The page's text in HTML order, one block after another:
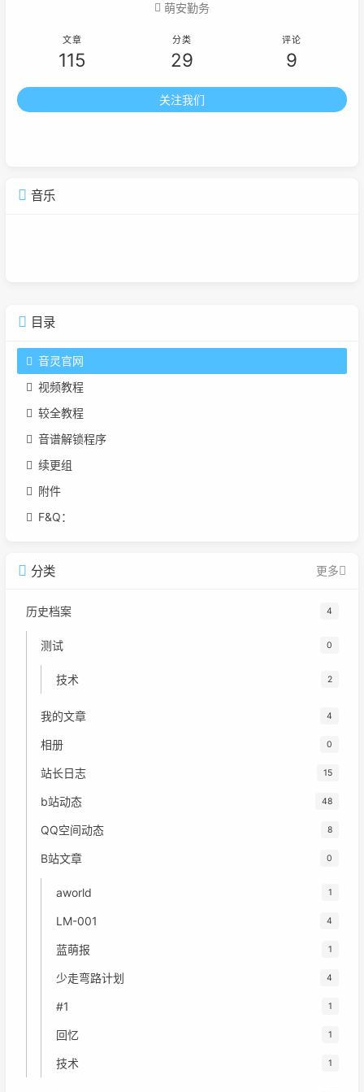
萌安勤务
文章
115
分类
29
评论
9
关注我们
音乐
目录
音灵官网
视频教程
较全教程
音谱解锁程序
续更组
附件
F&Q：
分类 更多
历史档案 4
测试 0
技术 2
我的文章 4
相册 0
站长日志 15
b站动态 48
QQ空间动态 8
B站文章 0
aworld 1
LM-001 4
蓝萌报 1
少走弯路计划 4
#1 1
回忆 1
技术 1